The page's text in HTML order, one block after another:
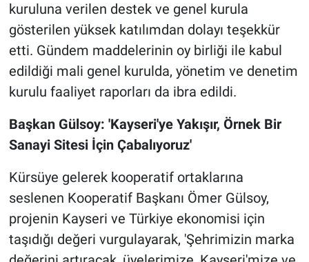
kuruluna verilen destek ve genel kurula
gösterilen yüksek katılımdan dolayı teşekkür
etti. Gündem maddelerinin oy birliği ile kabul
edildiği mali genel kurulda, yönetim ve denetim
kurulu faaliyet raporları da ibra edildi.
Başkan Gülsoy: 'Kayseri'ye Yakışır, Örnek Bir
Sanayi Sitesi İçin Çabalıyoruz'
Kürsüye gelerek kooperatif ortaklarına
seslenen Kooperatif Başkanı Ömer Gülsoy,
projenin Kayseri ve Türkiye ekonomisi için
taşıdığı değeri vurgulayarak, 'Şehrimizin marka